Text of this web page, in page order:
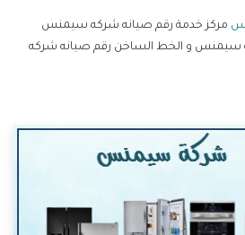
مركز خدمة رقم صيانه شركه سيمنس
سيمنس و الخط الساخن رقم صيانه شركه